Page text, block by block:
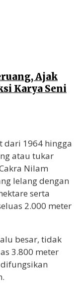
Ajak
Karya Seni
dari 1964 hingga
atau tukar
Nilam
lelang dengan
serta
2.000 meter
besar, tidak
3.800 meter